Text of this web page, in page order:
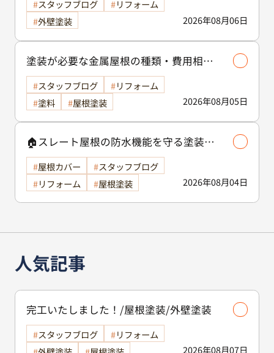
2026年08月06日
スタッフブログ
リフォーム
外壁塗装
塗装が必要な金属屋根の種類・費用相場
等解説いたします🖊️
2026年08月05日
スタッフブログ
リフォーム
塗料
屋根塗装
🏠スレート屋根の防水機能を守る塗装の
役割🏠/屋根塗装
2026年08月04日
屋根カバー
スタッフブログ
リフォーム
屋根塗装
人気記事
完工いたしました！/屋根塗装/外壁塗装
2026年08月07日
スタッフブログ
リフォーム